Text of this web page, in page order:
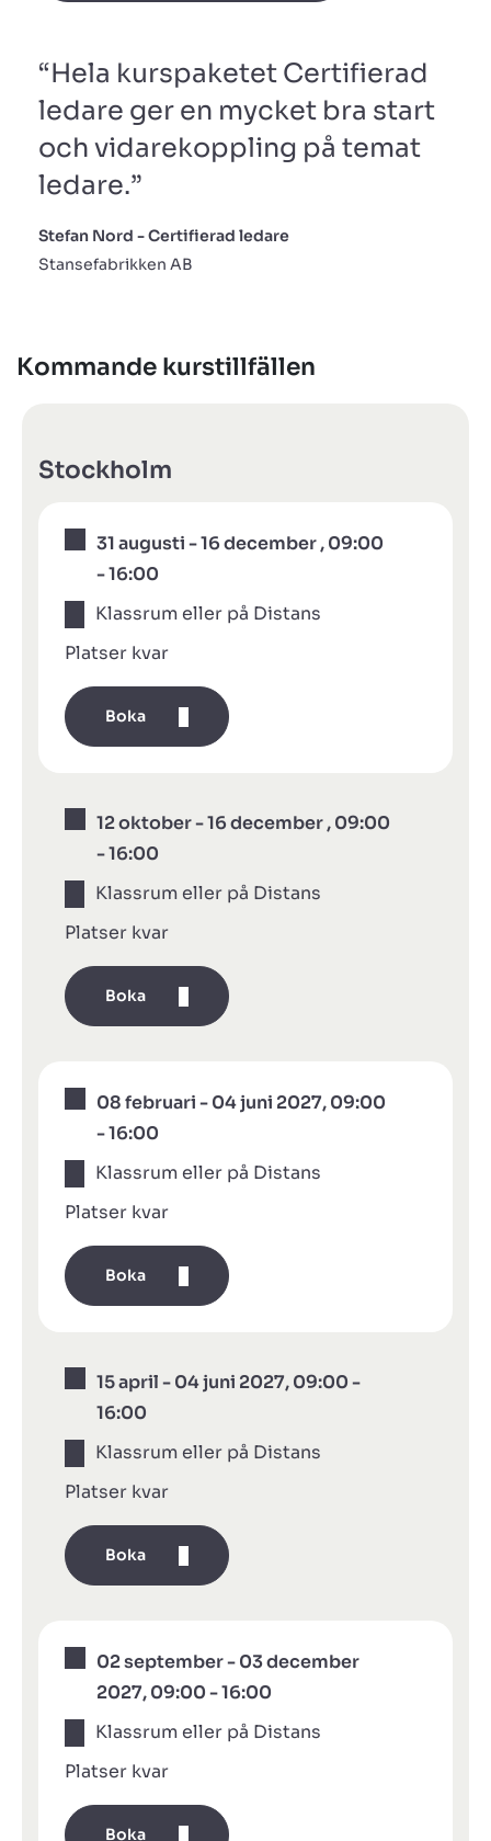
“Hela kurspaketet Certifierad
ledare ger en mycket bra start
och vidarekoppling på temat
ledare.”
Stefan Nord - Certifierad ledare
Stansefabrikken AB
Kommande kurstillfällen
Stockholm
31 augusti - 16 december , 09:00
- 16:00
Klassrum eller på Distans
Platser kvar
Boka
12 oktober - 16 december , 09:00
- 16:00
Klassrum eller på Distans
Platser kvar
Boka
08 februari - 04 juni 2027, 09:00
- 16:00
Klassrum eller på Distans
Platser kvar
Boka
15 april - 04 juni 2027, 09:00 -
16:00
Klassrum eller på Distans
Platser kvar
Boka
02 september - 03 december
2027, 09:00 - 16:00
Klassrum eller på Distans
Platser kvar
Boka